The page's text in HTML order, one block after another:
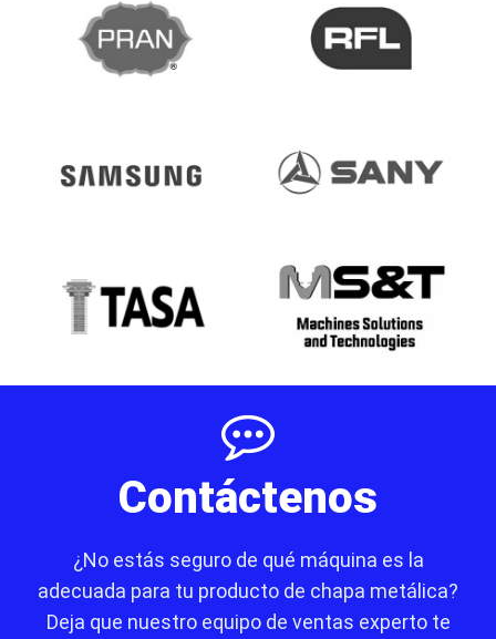
Contáctenos
¿No estás seguro de qué máquina es la
adecuada para tu producto de chapa metálica?
Deja que nuestro equipo de ventas experto te